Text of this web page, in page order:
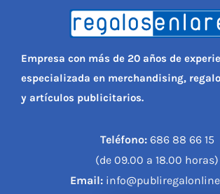
Empresa con más de 20 años de
especializada en merchandising,
y artículos publicitarios.
Teléfono:686 88 66 15
(de 09.00 a 18.00 horas)
Email: